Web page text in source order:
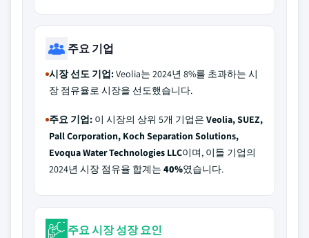
주요 기업
시장 선도 기업:Veolia는 2024년 8%를 초과하는 시
장 점유율로 시장을 선도했습니다.
주요 기업: 이 시장의 상위 5개 기업은 Veolia, SUEZ,
Pall Corporation, Koch Separation Solutions,
Evoqua Water Technologies LLC이며, 이들 기업의
2024년 시장 점유율 합계는 40%였습니다.
주요 시장 성장 요인